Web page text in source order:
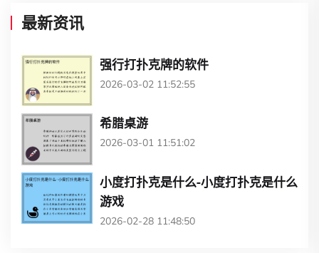
最新资讯
强行打扑克牌的软件
2026-03-02 11:52:55
希腊桌游
2026-03-01 11:51:02
小度打扑克是什么-小度打扑克是什么
游戏
2026-02-28 11:48:50